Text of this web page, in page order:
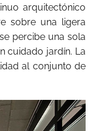
arquitectónico
sobre una ligera
percibe una sola
cuidado jardín. La
al conjunto de